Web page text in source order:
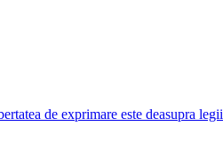
de exprimare este deasupra legii